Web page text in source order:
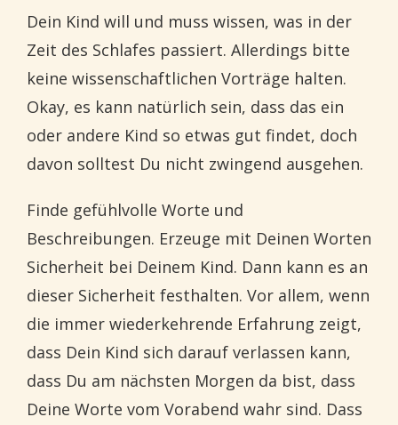
Dein Kind will und muss wissen, was in der
Zeit des Schlafes passiert. Allerdings bitte
keine wissenschaftlichen Vorträge halten.
Okay, es kann natürlich sein, dass das ein
oder andere Kind so etwas gut findet, doch
davon solltest Du nicht zwingend ausgehen.
Finde gefühlvolle Worte und
Beschreibungen. Erzeuge mit Deinen Worten
Sicherheit bei Deinem Kind. Dann kann es an
dieser Sicherheit festhalten. Vor allem, wenn
die immer wiederkehrende Erfahrung zeigt,
dass Dein Kind sich darauf verlassen kann,
dass Du am nächsten Morgen da bist, dass
Deine Worte vom Vorabend wahr sind. Dass